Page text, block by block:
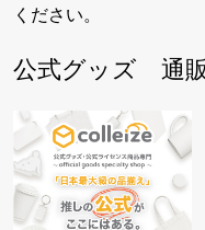
ください。
公式グッズ 通